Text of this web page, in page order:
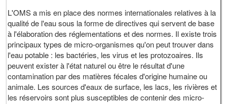
L'OMS a mis en place des normes internationales relatives à la
qualité de l'eau sous la forme de directives qui servent de base
à l'élaboration des réglementations et des normes. Il existe trois
principaux types de micro-organismes qu'on peut trouver dans
l'eau potable : les bactéries, les virus et les protozoaires. Ils
peuvent exister à l'état naturel ou être le résultat d'une
contamination par des matières fécales d'origine humaine ou
animale. Les sources d'eaux de surface, les lacs, les rivières et
les réservoirs sont plus susceptibles de contenir des micro-